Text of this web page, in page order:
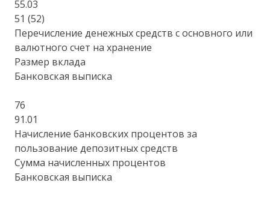
55.03
51 (52)
Перечисление денежных средств с основного или
валютного счет на хранение
Размер вклада
Банковская выписка
76
91.01
Начисление банковских процентов за
пользование депозитных средств
Сумма начисленных процентов
Банковская выписка